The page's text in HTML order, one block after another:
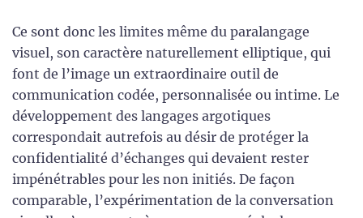
Ce sont donc les limites même du paralangage
visuel, son caractère naturellement elliptique, qui
font de l’image un extraordinaire outil de
communication codée, personnalisée ou intime. Le
développement des langages argotiques
correspondait autrefois au désir de protéger la
confidentialité d’échanges qui devaient rester
impénétrables pour les non initiés. De façon
comparable, l’expérimentation de la conversation